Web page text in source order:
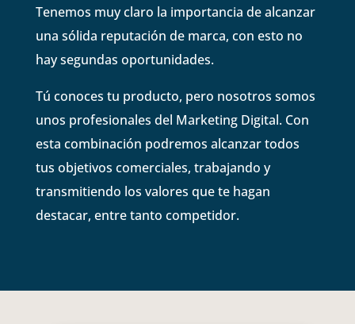
Tenemos muy claro la importancia de alcanzar
una sólida reputación de marca, con esto no
hay segundas oportunidades.
Tú conoces tu producto, pero nosotros somos
unos profesionales del Marketing Digital. Con
esta combinación podremos alcanzar todos
tus objetivos comerciales, trabajando y
transmitiendo los valores que te hagan
destacar, entre tanto competidor.